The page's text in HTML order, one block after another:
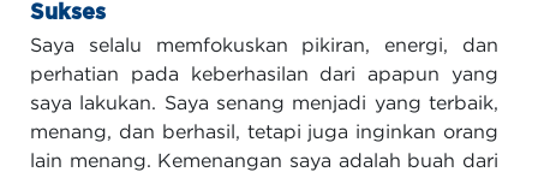
Sukses
Saya selalu memfokuskan pikiran, energi, dan
perhatian pada keberhasilan dari apapun yang
saya lakukan. Saya senang menjadi yang terbaik,
menang, dan berhasil, tetapi juga inginkan orang
lain menang. Kemenangan saya adalah buah dari